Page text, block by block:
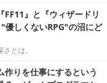
FF11』と『ウィザードリ
優しくないRPG"の沼にど
とは。
作りを仕事にするという